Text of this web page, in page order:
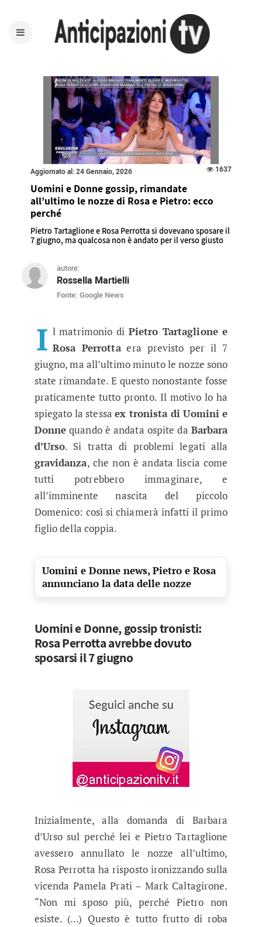
Aggiornato al: 24 Gennaio, 2026 1637
Uomini e Donne gossip, rimandate
all’ultimo le nozze di Rosa e Pietro: ecco
perché
Pietro Tartaglione e Rosa Perrotta si dovevano sposare il
7 giugno, ma qualcosa non è andato per il verso giusto
autore:
Rossella Martielli
Fonte: Google News
Uomini e Donne gossip,
I l matrimonio di Pietro Tartaglione e
Rosa Perrottaera previsto per il 7
giugno, ma all’ultimo minuto le nozze sono
state rimandate. E questo nonostante fosse
praticamente tutto pronto. Il motivo lo ha
spiegato la stessaex tronista di Uomini e
Donne quando è andata ospite da Barbara
d’Urso. Si tratta di problemi legati alla
gravidanza, che non è andata liscia come
tutti potrebbero immaginare, e
all’imminente nascita del piccolo
Domenico: così si chiamerà infatti il primo
figlio della coppia.
Uomini e Donne news, Pietro e Rosa
annunciano la data delle nozze
Uomini e Donne, gossip tronisti:
Rosa Perrotta avrebbe dovuto
sposarsi il 7 giugno
Inizialmente, alla domanda di Barbara
d’Urso sul perché lei e Pietro Tartaglione
avessero annullato le nozze all’ultimo,
Rosa Perrotta ha risposto ironizzando sulla
vicenda Pamela Prati – Mark Caltagirone.
“Non mi sposo più, perché Pietro non
esiste. (…) Questo è tutto frutto di roba